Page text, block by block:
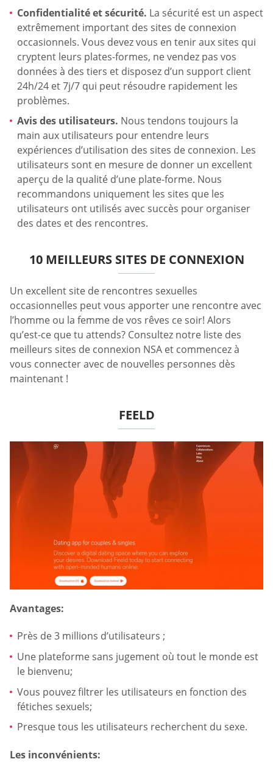
Confidentialité et sécurité. La sécurité est un aspect
extrêmement important des sites de connexion
occasionnels. Vous devez vous en tenir aux sites qui
cryptent leurs plates-formes, ne vendez pas vos
données à des tiers et disposez d’un support client
24h/24 et 7j/7 qui peut résoudre rapidement les
problèmes.
Avis des utilisateurs. Nous tendons toujours la
main aux utilisateurs pour entendre leurs
expériences d’utilisation des sites de connexion. Les
utilisateurs sont en mesure de donner un excellent
aperçu de la qualité d’une plate-forme. Nous
recommandons uniquement les sites que les
utilisateurs ont utilisés avec succès pour organiser
des dates et des rencontres.
10 MEILLEURS SITES DE CONNEXION
Un excellent site de rencontres sexuelles
occasionnelles peut vous apporter une rencontre avec
l’homme ou la femme de vos rêves ce soir! Alors
qu’est-ce que tu attends? Consultez notre liste des
meilleurs sites de connexion NSA et commencez à
vous connecter avec de nouvelles personnes dès
maintenant !
FEELD
Avantages:
Près de 3 millions d’utilisateurs ;
Une plateforme sans jugement où tout le monde est
le bienvenu;
Vous pouvez filtrer les utilisateurs en fonction des
fétiches sexuels;
Presque tous les utilisateurs recherchent du sexe.
Les inconvénients: